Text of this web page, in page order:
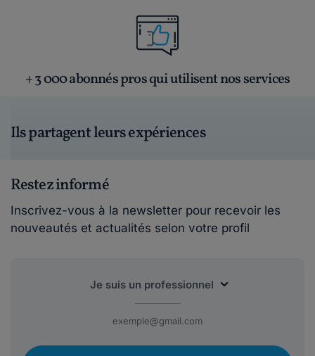
+ 3 000 abonnés pros qui utilisent nos services
Ils partagent leurs expériences
Restez informé
Inscrivez-vous à la newsletter pour recevoir les
nouveautés et actualités selon votre profil